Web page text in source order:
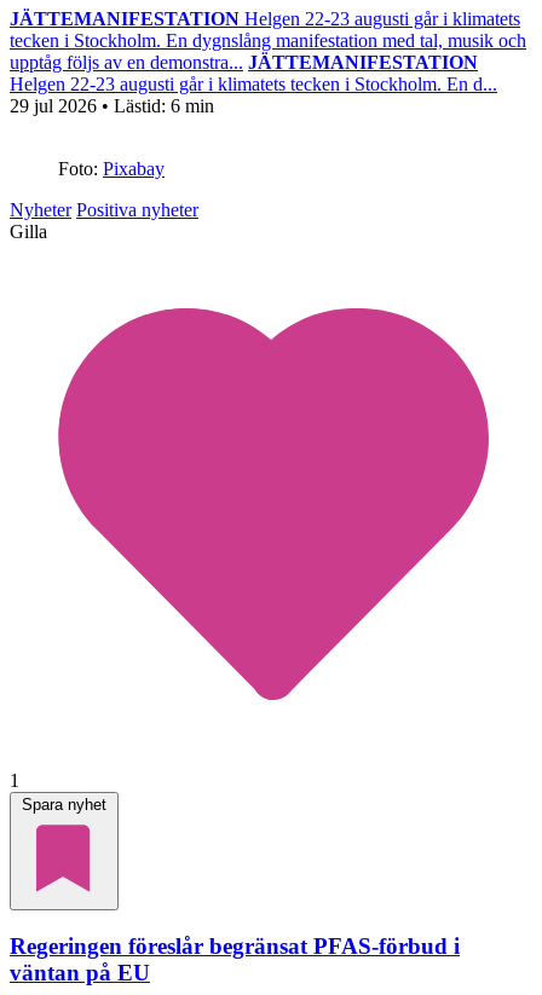
JÄTTEMANIFESTATION Helgen 22-23 augusti går i klimatets
tecken i Stockholm. En dygnslång manifestation med tal, musik och
upptåg följs av en demonstra... JÄTTEMANIFESTATION
Helgen 22-23 augusti går i klimatets tecken i Stockholm. En d...
29 jul 2026 • Lästid: 6 min
Foto: Pixabay
Nyheter Positiva nyheter
Gilla
1
Spara nyhet
Regeringen föreslår begränsat PFAS-förbud i
väntan på EU